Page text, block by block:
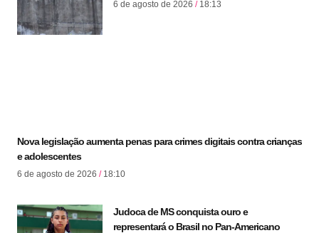
6 de agosto de 2026 18:13
Nova legislação aumenta penas para crimes digitais contra crianças
e adolescentes
6 de agosto de 2026 18:10
Judoca de MS conquista ouro e
representará o Brasil no Pan-Americano